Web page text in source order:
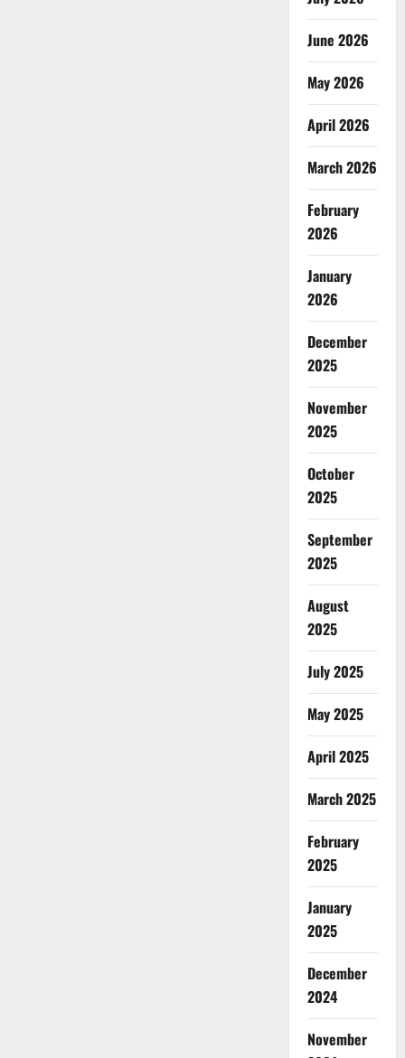
June 2026
May 2026
April 2026
March 2026
February
2026
January
2026
December
2025
November
2025
October
2025
September
2025
August
2025
July 2025
May 2025
April 2025
March 2025
February
2025
January
2025
December
2024
November